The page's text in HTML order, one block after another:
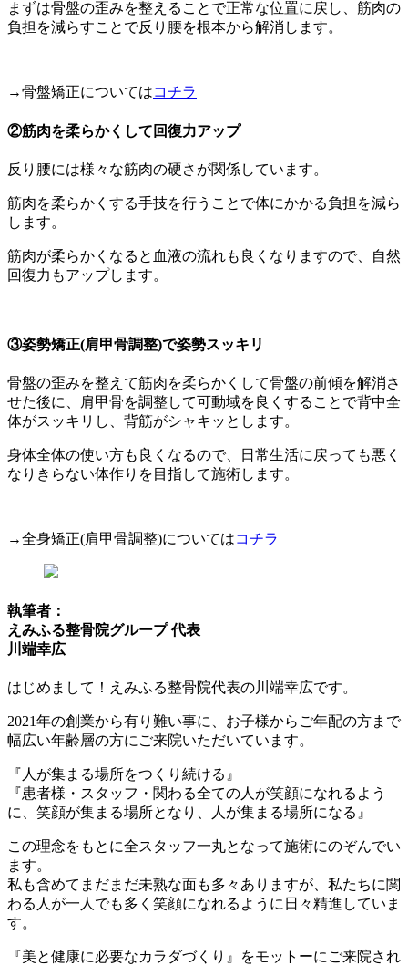
まずは骨盤の歪みを整えることで正常な位置に戻し、筋肉の
負担を減らすことで反り腰を根本から解消します。
→骨盤矯正についてはコチラ
②筋肉を柔らかくして回復力アップ
反り腰には様々な筋肉の硬さが関係しています。
筋肉を柔らかくする手技を行うことで体にかかる負担を減ら
します。
筋肉が柔らかくなると血液の流れも良くなりますので、自然
回復力もアップします。
③姿勢矯正(肩甲骨調整)で姿勢スッキリ
骨盤の歪みを整えて筋肉を柔らかくして骨盤の前傾を解消さ
せた後に、肩甲骨を調整して可動域を良くすることで背中全
体がスッキリし、背筋がシャキッとします。
身体全体の使い方も良くなるので、日常生活に戻っても悪く
なりきらない体作りを目指して施術します。
→全身矯正(肩甲骨調整)についてはコチラ
執筆者：
えみふる整骨院グループ 代表
川端幸広
はじめまして！えみふる整骨院代表の川端幸広です。
2021年の創業から有り難い事に、お子様からご年配の方まで
幅広い年齢層の方にご来院いただいています。
『人が集まる場所をつくり続ける』
『患者様・スタッフ・関わる全ての人が笑顔になれるよう
に、笑顔が集まる場所となり、人が集まる場所になる』
この理念をもとに全スタッフ一丸となって施術にのぞんでい
ます。
私も含めてまだまだ未熟な面も多々ありますが、私たちに関
わる人が一人でも多く笑顔になれるように日々精進していま
す。
『美と健康に必要なカラダづくり』
をモットーにご来院され